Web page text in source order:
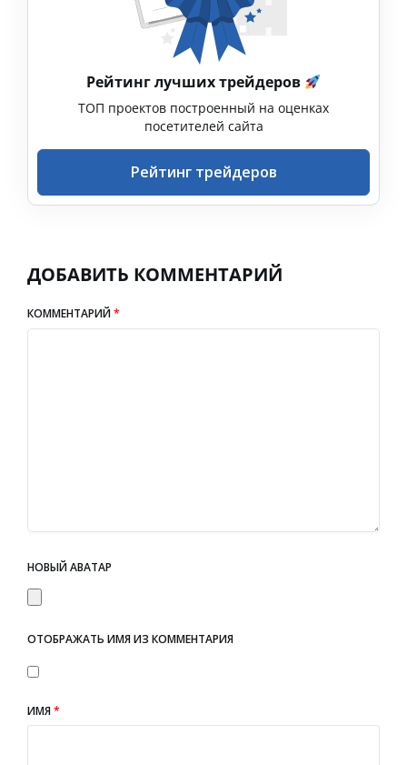
Рейтинг лучших трейдеров
ТОП проектов построенный на оценках
посетителей сайта
Рейтинг трейдеров
ДОБАВИТЬ КОММЕНТАРИЙ
КОММЕНТАРИЙ*
НОВЫЙ АВАТАР
ОТОБРАЖАТЬ ИМЯ ИЗ КОММЕНТАРИЯ
ИМЯ*